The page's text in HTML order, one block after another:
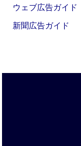
ウェブ広告ガイド
新聞広告ガイド